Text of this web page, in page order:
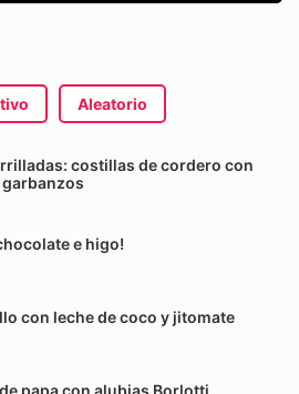
Aleatorio
costillas de cordero con
e higo!
con leche de coco y jitomate
papa con alubias Borlotti